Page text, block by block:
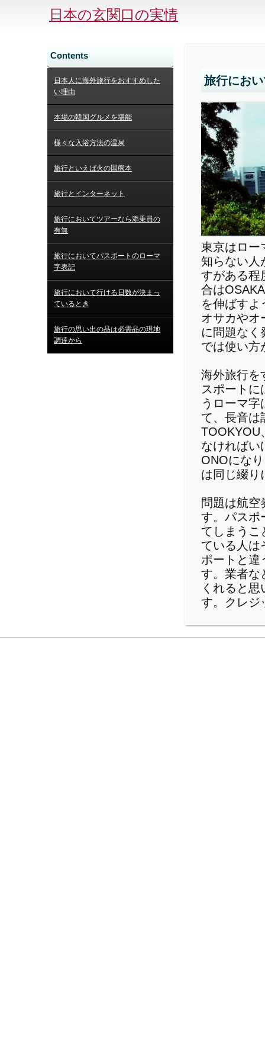
日本の玄関口の実情
Contents
日本人に海外旅行をおすすめした
い理由
本場の韓国グルメを堪能
様々な入浴方法の温泉
旅行といえば火の国熊本
旅行とインターネット
旅行においてツアーなら添乗員の
有無
旅行においてパスポートのローマ
字表記
旅行において行ける日数が決まっ
ているとき
旅行の思い出の品は必需品の現地
調達から
旅行にお
東京はロー
知らない人
すがある程
合は
を伸ばすよ
オサカやオ
に問題なく
では使い方
海外旅行を
スポート
うローマ
て、長音は
TOOKYOU
なければい
ONOにな
は同じ綴り
問題は航空
す。パスポ
てしまうこ
ている人は
ポートと違
す。業者な
くれると
す。クレジ